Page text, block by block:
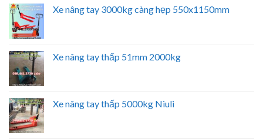
Xe nâng tay 3000kg càng hẹp 550x1150mm
Xe nâng tay thấp 51mm 2000kg
Xe nâng tay thấp 5000kg Niuli